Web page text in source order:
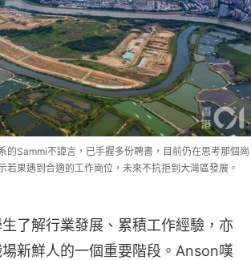
的Sammi不諱言，已手握多份聘書，目前仍在思考那個崗
若果遇到合適的工作崗位，未來不抗拒到大灣區發展。
了解行業發展、累積工作經驗，亦
新鮮人的一個重要階段。Anson嘆